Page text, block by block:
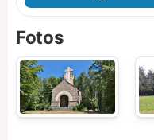
Fotos